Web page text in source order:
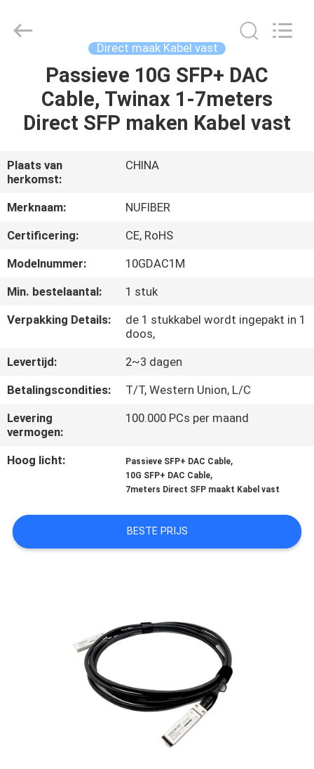
PRODUCTEN
ONGEVEER
ONS
FABRIEKSREIS
CONTACTEER
NIEUWS
VERZOEK
OM
SITEMAP
Co.,Ltd.
Direct maak Kabel vast
Passieve 10G SFP+ DAC
Cable, Twinax 1-7meters
Direct SFP maken Kabel vast
Plaats van
herkomst:
CHINA
Merknaam:
NUFIBER
Certificering:
CE, RoHS
Modelnummer:
10GDAC1M
Min. bestelaantal:
1 stuk
Verpakking Details:
de 1 stukkabel wordt ingepakt in 1
doos,
Levertijd:
2~3 dagen
Betalingscondities:
T/T, Western Union, L/C
Levering
vermogen:
100.000 PCs per maand
Hoog licht: Passieve SFP+ DAC Cable,
10G SFP+ DAC Cable,
7meters Direct SFP maakt Kabel vast
BESTE PRIJS